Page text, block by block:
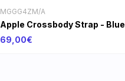
MGGG4ZM/A
Apple Crossbody Strap - Blue
69,00€